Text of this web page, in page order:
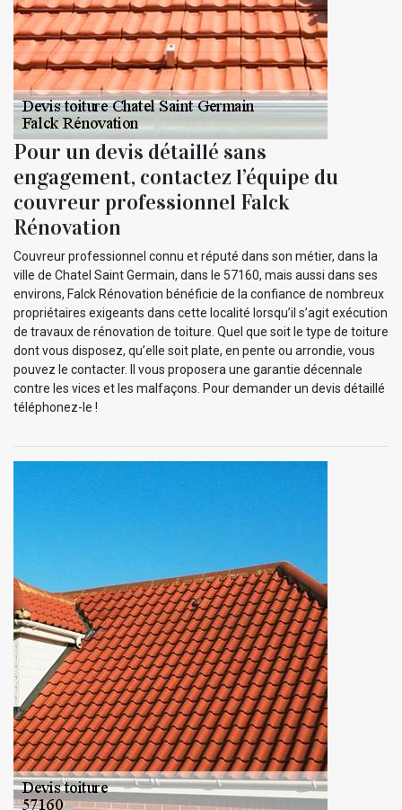
Pour un devis détaillé sans
engagement, contactez l’équipe du
couvreur professionnel Falck
Rénovation
Couvreur professionnel connu et réputé dans son métier, dans la
ville de Chatel Saint Germain, dans le 57160, mais aussi dans ses
environs, Falck Rénovation bénéficie de la confiance de nombreux
propriétaires exigeants dans cette localité lorsqu’il s’agit exécution
de travaux de rénovation de toiture. Quel que soit le type de toiture
dont vous disposez, qu’elle soit plate, en pente ou arrondie, vous
pouvez le contacter. Il vous proposera une garantie décennale
contre les vices et les malfaçons. Pour demander un devis détaillé
téléphonez-le !